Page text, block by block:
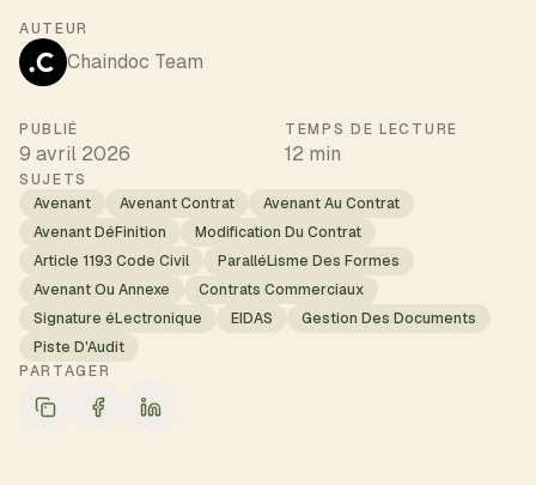
AUTEUR
Chaindoc Team
PUBLIÉ
9 avril 2026
TEMPS DE LECTURE
12 min
SUJETS
Avenant
Avenant Contrat
Avenant Au Contrat
Avenant DéFinition
Modification Du Contrat
Article 1193 Code Civil
ParalléLisme Des Formes
Avenant Ou Annexe
Contrats Commerciaux
Signature éLectronique
EIDAS
Gestion Des Documents
Piste D'Audit
PARTAGER